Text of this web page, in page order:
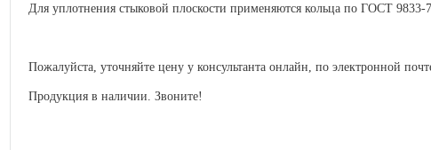
Для уплотнения стыковой плоскости применяются кольца по ГОСТ 9833-
Пожалуйста, уточняйте цену у консультанта онлайн, по электронной
Продукция в наличии. Звоните!